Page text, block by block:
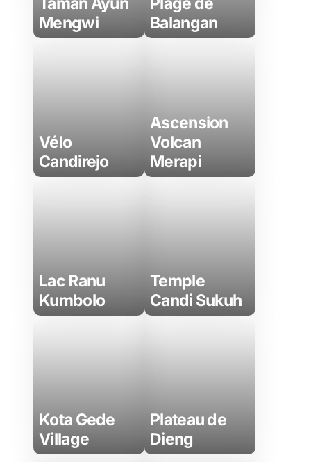
Mengwi
Balangan
Vélo
Candirejo
Ascension
Volcan
Merapi
Lac Ranu
Kumbolo
Temple
Candi Sukuh
Kota Gede
Village
Plateau de
Dieng